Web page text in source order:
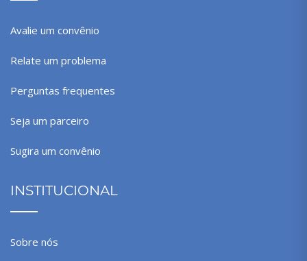
Avalie um convênio
Relate um problema
Perguntas frequentes
Seja um parceiro
Sugira um convênio
INSTITUCIONAL
Sobre nós